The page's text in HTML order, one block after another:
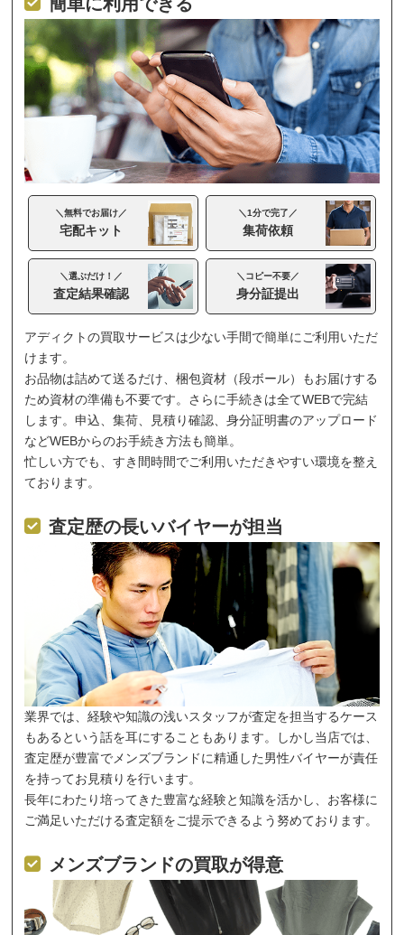
＼無料でお届け／
宅配キット
＼1分で完了／
集荷依頼
＼選ぶだけ！／
査定結果確認
＼コピー不要／
身分証提出
アディクトの買取サービスは少ない手間で簡単にご利用いただ
けます。
お品物は詰めて送るだけ、梱包資材（段ボール）もお届けする
ため資材の準備も不要です。さらに手続きは全てWEBで完結
します。申込、集荷、見積り確認、身分証明書のアップロード
などWEBからのお手続き方法も簡単。
忙しい方でも、すき間時間でご利用いただきやすい環境を整え
ております。
査定歴の長いバイヤーが担当
業界では、経験や知識の浅いスタッフが査定を担当するケース
もあるという話を耳にすることもあります。しかし当店では、
査定歴が豊富でメンズブランドに精通した男性バイヤーが責任
を持ってお見積りを行います。
長年にわたり培ってきた豊富な経験と知識を活かし、お客様に
ご満足いただける査定額をご提示できるよう努めております。
メンズブランドの買取が得意